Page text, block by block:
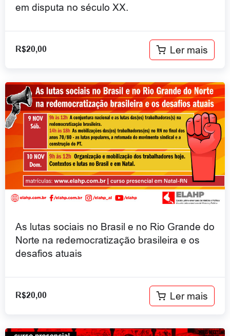
em disputa no século XX.
R$20,00 Ler mais
As lutas sociais no Brasil e no Rio Grande do
Norte na redemocratização brasileira e os
desafios atuais
R$20,00 Ler mais